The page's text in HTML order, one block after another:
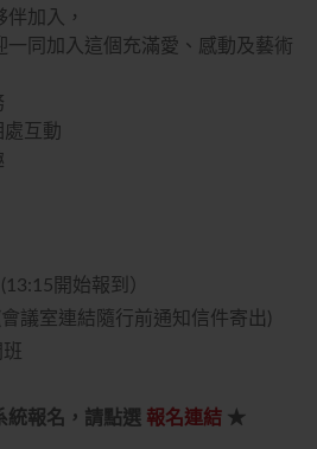
加入，
一同加入這個充滿愛、感動及藝術
處互動
開始報到）
議室連結隨行前通知信件寄出)
報名，請點選 報名連結 ★